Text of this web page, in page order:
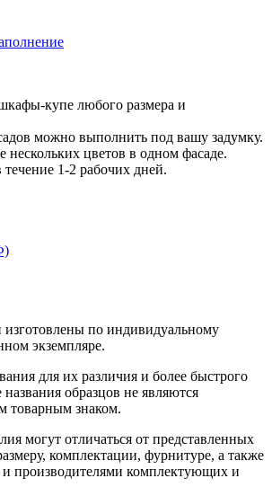
купе любого размера и
можно выполнить под вашу задумку.
нескольких цветов в одном фасаде.
течение 1-2 рабочих дней.
изготовлены по индивидуальному
экземпляре.
для их различия и более быстрого
названия образцов не являются
товарным знаком.
могут отличаться от представленных
комплектации, фурнитуре, а также
производителями комплектующих и